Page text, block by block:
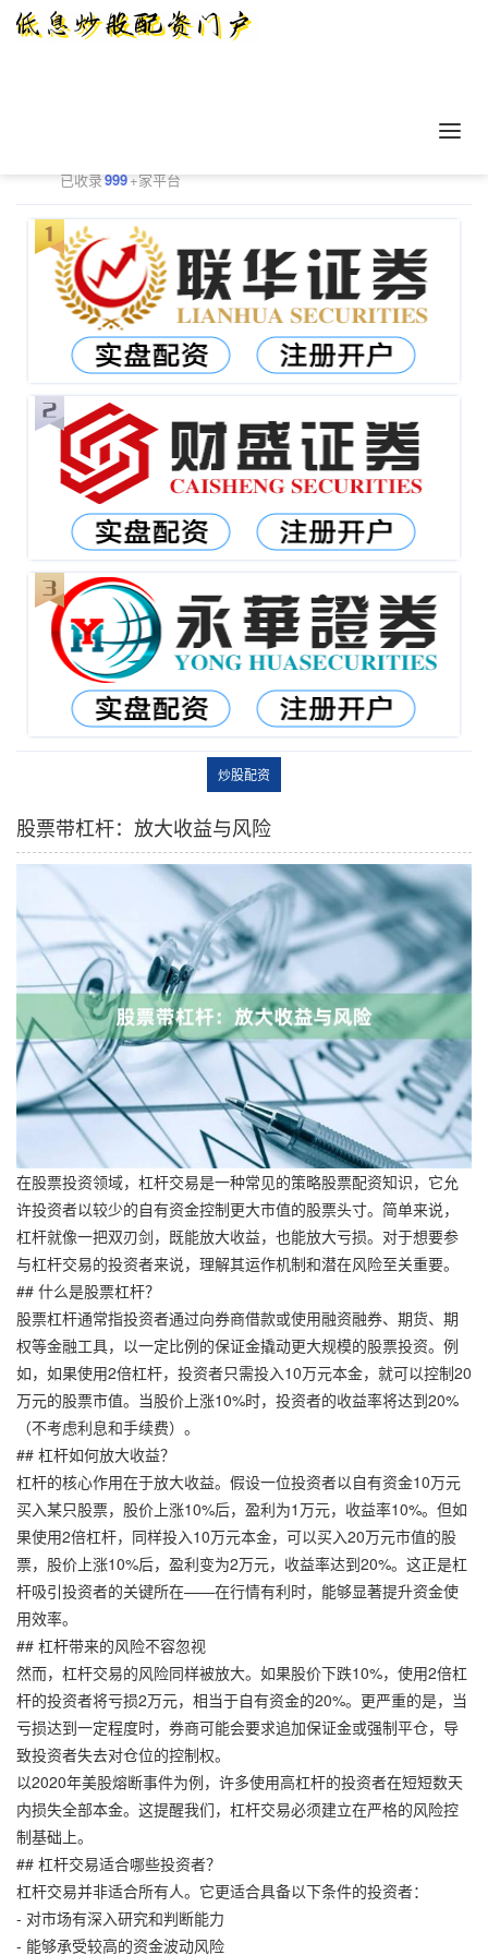
已收录999+家平台
炒股配资
股票带杠杆：放大收益与风险
在股票投资领域，杠杆交易是一种常见的策略股票配资知识，它允
许投资者以较少的自有资金控制更大市值的股票头寸。简单来说，
杠杆就像一把双刃剑，既能放大收益，也能放大亏损。对于想要参
与杠杆交易的投资者来说，理解其运作机制和潜在风险至关重要。
## 什么是股票杠杆？
股票杠杆通常指投资者通过向券商借款或使用融资融券、期货、期
权等金融工具，以一定比例的保证金撬动更大规模的股票投资。例
如，如果使用2倍杠杆，投资者只需投入10万元本金，就可以控制20
万元的股票市值。当股价上涨10%时，投资者的收益率将达到20%
（不考虑利息和手续费）。
## 杠杆如何放大收益？
杠杆的核心作用在于放大收益。假设一位投资者以自有资金10万元
买入某只股票，股价上涨10%后，盈利为1万元，收益率10%。但如
果使用2倍杠杆，同样投入10万元本金，可以买入20万元市值的股
票，股价上涨10%后，盈利变为2万元，收益率达到20%。这正是杠
杆吸引投资者的关键所在——在行情有利时，能够显著提升资金使
用效率。
## 杠杆带来的风险不容忽视
然而，杠杆交易的风险同样被放大。如果股价下跌10%，使用2倍杠
杆的投资者将亏损2万元，相当于自有资金的20%。更严重的是，当
亏损达到一定程度时，券商可能会要求追加保证金或强制平仓，导
致投资者失去对仓位的控制权。
以2020年美股熔断事件为例，许多使用高杠杆的投资者在短短数天
内损失全部本金。这提醒我们，杠杆交易必须建立在严格的风险控
制基础上。
## 杠杆交易适合哪些投资者？
杠杆交易并非适合所有人。它更适合具备以下条件的投资者：
- 对市场有深入研究和判断能力
- 能够承受较高的资金波动风险